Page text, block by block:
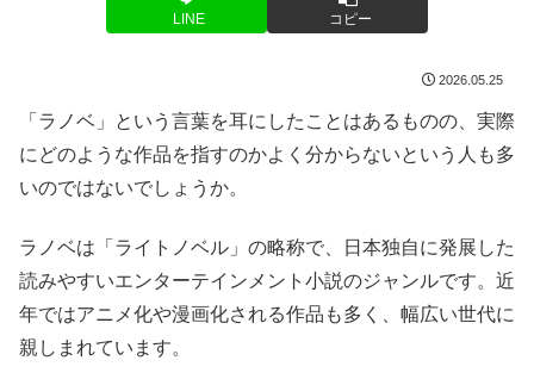
LINE コピー
2026.05.25
「ラノベ」という言葉を耳にしたことはあるものの、実際
にどのような作品を指すのかよく分からないという人も多
いのではないでしょうか。
ラノベは「ライトノベル」の略称で、日本独自に発展した
読みやすいエンターテインメント小説のジャンルです。近
年ではアニメ化や漫画化される作品も多く、幅広い世代に
親しまれています。